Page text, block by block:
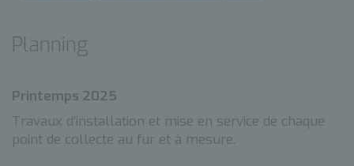
Planning
Printemps 2025
Travaux d’installation et mise en service de chaque
point de collecte au fur et à mesure.